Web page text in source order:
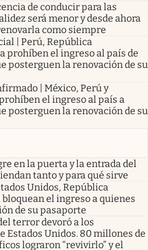
de conducir para las
será menor y desde ahora
como siempre
| Perú, República
prohíben el ingreso al país de
posterguen la renovación de su
| México, Perú y
el ingreso al país a
posterguen la renovación de su
en la puerta y la entrada del
tanto y para qué sirve
Unidos, República
el ingreso a quienes
de su pasaporte
terror devoró a los
Estados Unidos. 80 millones de
lograron “revivirlo” y el